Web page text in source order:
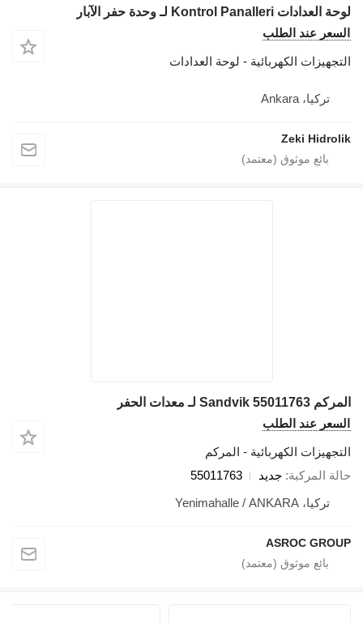
لوحة العدادات Kontrol Panalleri لـ وحدة حفر الآبار
السعر عند الطلب
التجهيزات الكهربائية - لوحة العدادات
تركيا، Ankara
Zeki Hidrolik
المركم Sandvik 55011763 لـ معدات الحفر
السعر عند الطلب
التجهيزات الكهربائية - المركم
حالة المركبة جديد
55011763
تركيا، Yenimahalle / ANKARA
ASROC GROUP